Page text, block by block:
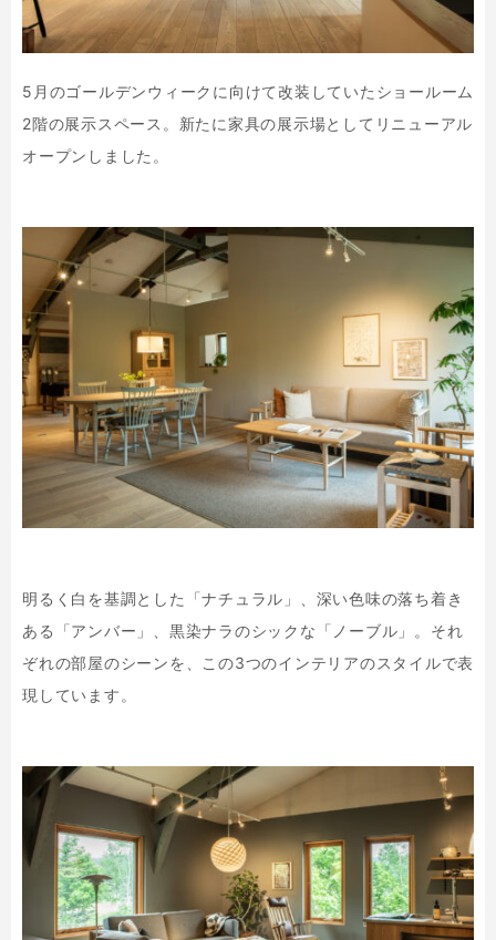
5月のゴールデンウィークに向けて改装していたショールーム
2階の展示スペース。新たに家具の展示場としてリニューアル
オープンしました。
明るく白を基調とした「ナチュラル」、深い色味の落ち着き
ある「アンバー」、黒染ナラのシックな「ノーブル」。それ
ぞれの部屋のシーンを、この3つのインテリアのスタイルで表
現しています。